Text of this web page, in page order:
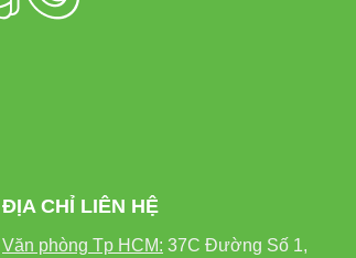
ĐỊA CHỈ LIÊN HỆ
Văn phòng Tp HCM: 37C Đường Số 1,